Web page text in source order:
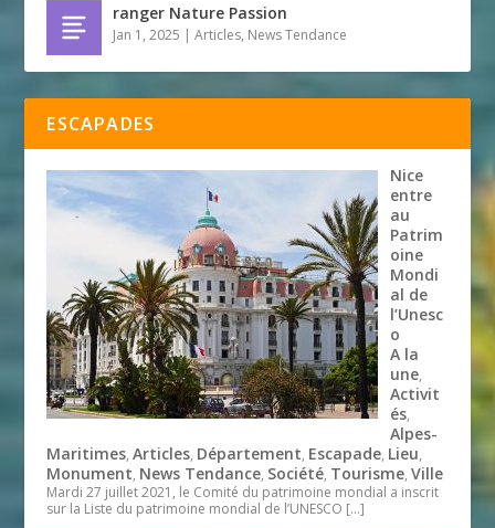
ranger Nature Passion
Jan 1, 2025 |Articles, News Tendance
ESCAPADES
Nice
entre
au
Patrim
oine
Mondi
al de
l’Unesc
o
A la
une,
Activit
és,
Alpes-
Maritimes,Articles, Département, Escapade, Lieu,
Monument, News Tendance, Société, Tourisme,Ville
Mardi 27 juillet 2021, le Comité du patrimoine mondial a inscrit
sur la Liste du patrimoine mondial de l’UNESCO […]